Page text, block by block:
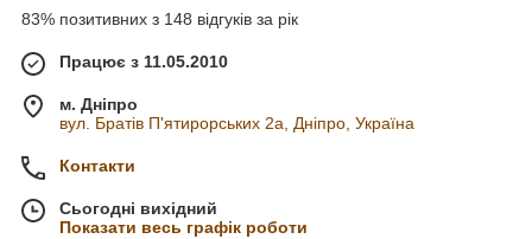
83% позитивних з 148 відгуків за рік
Працює з 11.05.2010
м. Дніпро
вул. Братів П'ятирорських 2а, Дніпро, Україна
Контакти
Сьогодні вихідний
Показати весь графік роботи